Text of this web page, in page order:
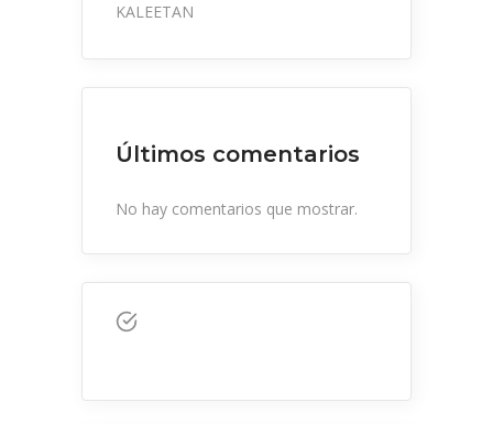
KALEETAN
Últimos comentarios
No hay comentarios que mostrar.